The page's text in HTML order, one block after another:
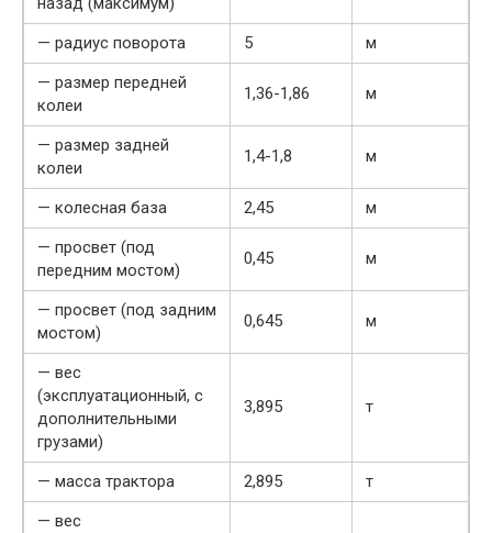
— радиус поворота 5
м
— размер передней
колеи
1,36-1,86 м
— размер задней
колеи
1,4-1,8 м
— колесная база 2,45
м
— просвет (под
передним мостом)
0,45 м
— просвет (под задним
мостом)
0,645 м
— вес
(эксплуатационный, с
дополнительными
грузами)
3,895 т
— масса трактора 2,895
т
— вес